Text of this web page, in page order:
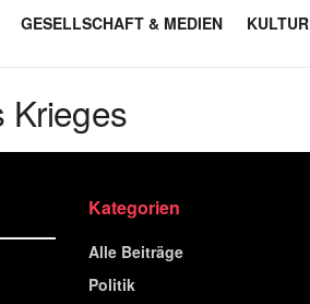
GESELLSCHAFT & MEDIEN KULTUR
Krieges
Kategorien
Alle Beiträge
Politik